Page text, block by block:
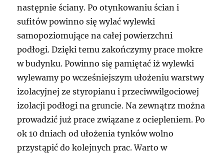
następnie ściany. Po otynkowaniu ścian i
sufitów powinno się wylać wylewki
samopoziomujące na całej powierzchni
podłogi. Dzięki temu zakończymy prace mokre
w budynku. Powinno się pamiętać iż wylewki
wylewamy po wcześniejszym ułożeniu warstwy
izolacyjnej ze styropianu i przeciwwilgociowej
izolacji podłogi na gruncie. Na zewnątrz można
prowadzić już prace związane z ociepleniem. Po
ok 10 dniach od ułożenia tynków wolno
przystąpić do kolejnych prac. Warto w